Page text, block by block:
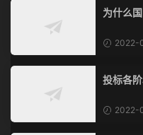
为什么
2022-
投标各
2022-